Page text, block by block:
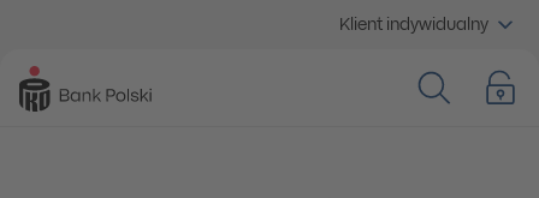
Klient indywidualny